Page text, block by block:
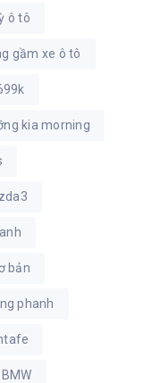
ô tô
gầm xe ô tô
kia morning
bản
phanh